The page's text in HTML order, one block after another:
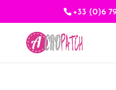
+33 (0)6